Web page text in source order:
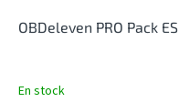
OBDeleven PRO Pack ES
En stock